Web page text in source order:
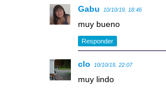
Gabu 10/10/19, 18:46
muy bueno
Responder
clo 10/10/19, 22:07
muy lindo